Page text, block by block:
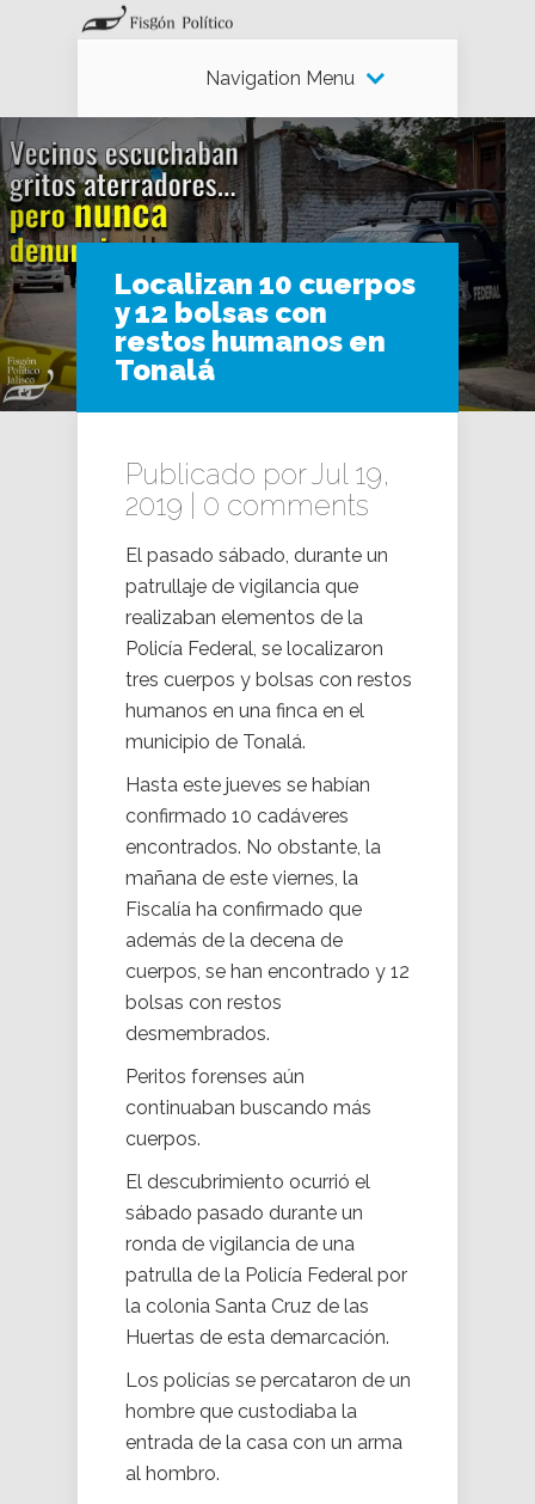
Navigation Menu
Localizan 10 cuerpos
y 12 bolsas con
restos humanos en
Tonalá
Publicado por Jul 19,
2019 | 0 comments
El pasado sábado, durante un
patrullaje de vigilancia que
realizaban elementos de la
Policía Federal, se localizaron
tres cuerpos y bolsas con restos
humanos en una finca en el
municipio de Tonalá.
Hasta este jueves se habían
confirmado 10 cadáveres
encontrados. No obstante, la
mañana de este viernes, la
Fiscalía ha confirmado que
además de la decena de
cuerpos, se han encontrado y 12
bolsas con restos
desmembrados.
Peritos forenses aún
continuaban buscando más
cuerpos.
El descubrimiento ocurrió el
sábado pasado durante un
ronda de vigilancia de una
patrulla de la Policía Federal por
la colonia Santa Cruz de las
Huertas de esta demarcación.
Los policías se percataron de un
hombre que custodiaba la
entrada de la casa con un arma
al hombro.